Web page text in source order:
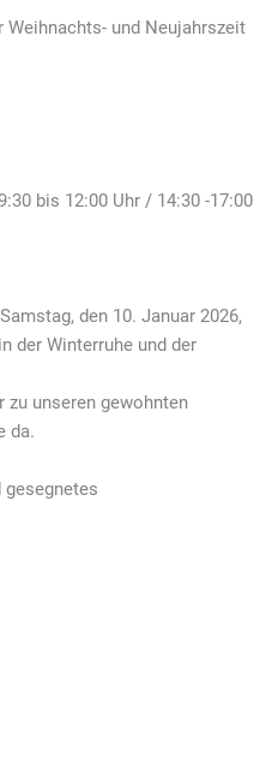
Weihnachts- und Neujahrszeit
bis 12:00 Uhr / 14:30 -17:00
den 10. Januar 2026,
der Winterruhe und der
zu unseren gewohnten
da.
gesegnetes